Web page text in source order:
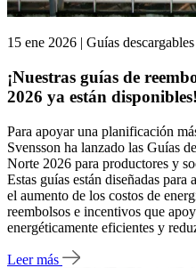
15 ene 2026 | Guías descargables
¡Nuestras guías de
2026 ya están disponibles!
Para apoyar una planificación
Svensson ha lanzado las Guías
Norte 2026 para productores y
Estas guías están diseñadas
el aumento de los costos de
reembolsos e incentivos que
energéticamente eficientes y
Leer más